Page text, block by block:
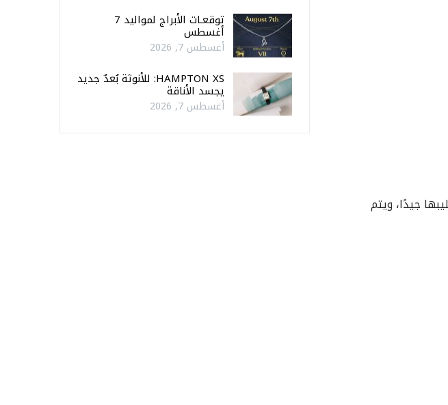
جيدًا، ويتم
توقعـات الأبراج لمواليد 7
أغسطس
أغسطس 7, 2026
HAMPTON XS: للأنوثة بُعدٌ جديد
يجسد الأناقة
أغسطس 7, 2026